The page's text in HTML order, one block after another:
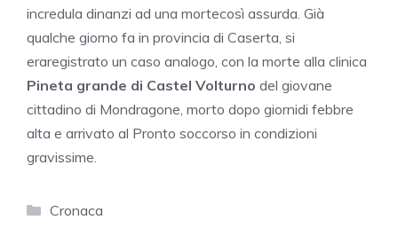
incredula dinanzi ad una mortecosì assurda. Già
qualche giorno fa in provincia di Caserta, si
eraregistrato un caso analogo, con la morte alla clinica
Pineta grande di Castel Volturno del giovane
cittadino di Mondragone, morto dopo giornidi febbre
alta e arrivato al Pronto soccorso in condizioni
gravissime.
Categorie
Cronaca